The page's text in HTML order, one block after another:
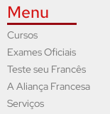
Menu
Cursos
Exames Oficiais
Teste seu Francês
A Aliança Francesa
Serviços